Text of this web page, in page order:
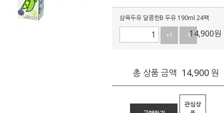
삼육두유 달콤한B 두유 190ml 24팩
+1 -114,900원
총 상품 금액 14,900 원
관심상